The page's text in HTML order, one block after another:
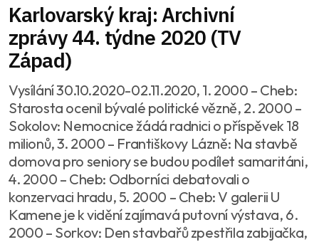
Karlovarský kraj: Archivní
zprávy 44. týdne 2020 (TV
Západ)
Vysílání 30.10.2020-02.11.2020, 1. 2000 – Cheb:
Starosta ocenil bývalé politické vězně, 2. 2000 –
Sokolov: Nemocnice žádá radnici o příspěvek 18
milionů, 3. 2000 – Františkovy Lázně: Na stavbě
domova pro seniory se budou podílet samaritáni,
4. 2000 – Cheb: Odborníci debatovali o
konzervaci hradu, 5. 2000 – Cheb: V galerii U
Kamene je k vidění zajímavá putovní výstava, 6.
2000 – Sorkov: Den stavbařů zpestřila zabijačka,